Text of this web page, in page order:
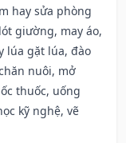
hay sửa phòng
giường, may áo,
lúa gặt lúa, đào
nuôi, mở
thuốc, uống
kỹ nghệ, vẽ